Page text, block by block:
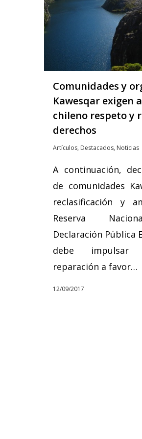
Comunidades y
Kawesqar exigen
chileno respeto y
derechos
Artículos, Destacados, Noticias
A continuación,
de comunidades
reclasificación y
Reserva
Declaración Pública
debe impulsar
reparación a favor…
12/09/2017